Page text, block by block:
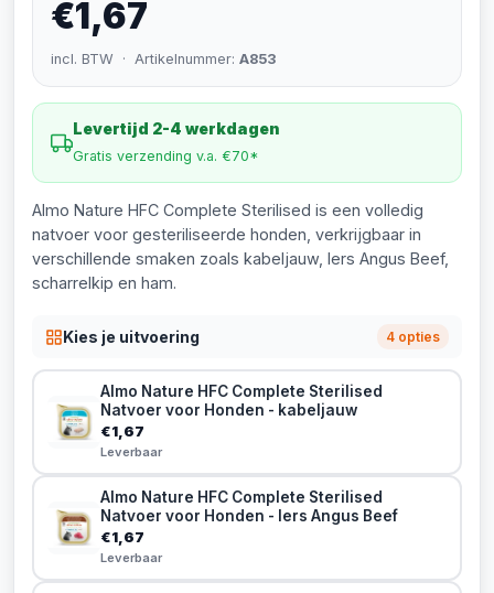
€1,67
incl. BTW · Artikelnummer: A853
Levertijd 2-4 werkdagen
Gratis verzending v.a. €70*
Almo Nature HFC Complete Sterilised is een volledig
natvoer voor gesteriliseerde honden, verkrijgbaar in
verschillende smaken zoals kabeljauw, Iers Angus Beef,
scharrelkip en ham.
Kies je uitvoering 4 opties
Almo Nature HFC Complete Sterilised
Natvoer voor Honden - kabeljauw
€1,67
Leverbaar
Almo Nature HFC Complete Sterilised
Natvoer voor Honden - Iers Angus Beef
€1,67
Leverbaar